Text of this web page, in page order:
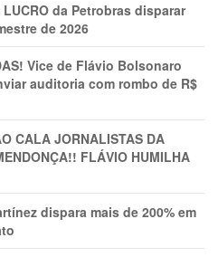
da Petrobras disparar
de 2026
Vice de Flávio Bolsonaro
auditoria com rombo de R$
CALA JORNALISTAS DA
FLÁVIO HUMILHA
dispara mais de 200% em